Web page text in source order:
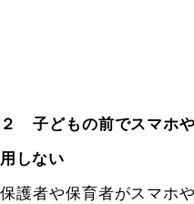
２ 子どもの前でスマホ
用しない
保護者や保育者がスマホ